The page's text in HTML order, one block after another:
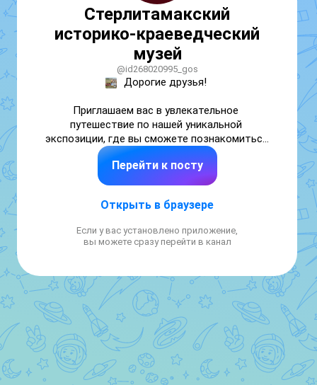
Стерлитамакский
историко-краеведческий
музей
@id268020995_gos
Дорогие друзья!
Приглашаем вас в увлекательное
путешествие по нашей уникальной
экспозиции, где вы сможете познакомиться
с ярчайшими экспонатами археологических
фондов музея! Вы увидите удивительные
артефакты, охватывающие время от эпохи
расскажут о различных аспектах жизни
Перейти к посту
Открыть в браузере
Если у вас установлено приложение,
вы можете сразу перейти в канал